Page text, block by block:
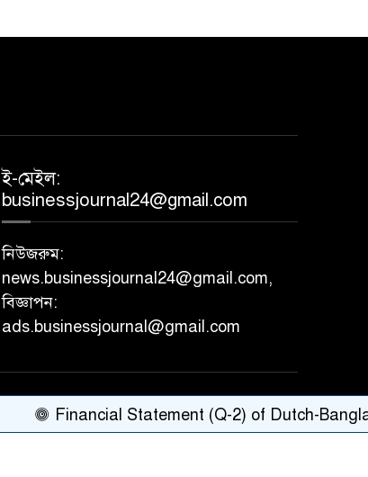
ই-মেইল:
businessjournal24@gmail.com
নিউজরুম:
news.businessjournal24@gmail.com,
বিজ্ঞাপন:
ads.businessjournal@gmail.com
একটি 'এইচকে কমিউনিকেশনস'-এর অঙ্গপ্রতিষ্ঠান।
Financial Statement (Q-2) of Dutch-Bangla